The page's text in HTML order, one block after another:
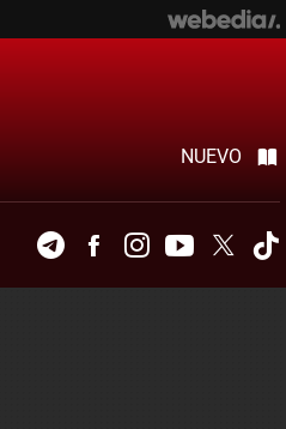
NUEVO
TelegramFacebookInstagramYoutubeTwitter